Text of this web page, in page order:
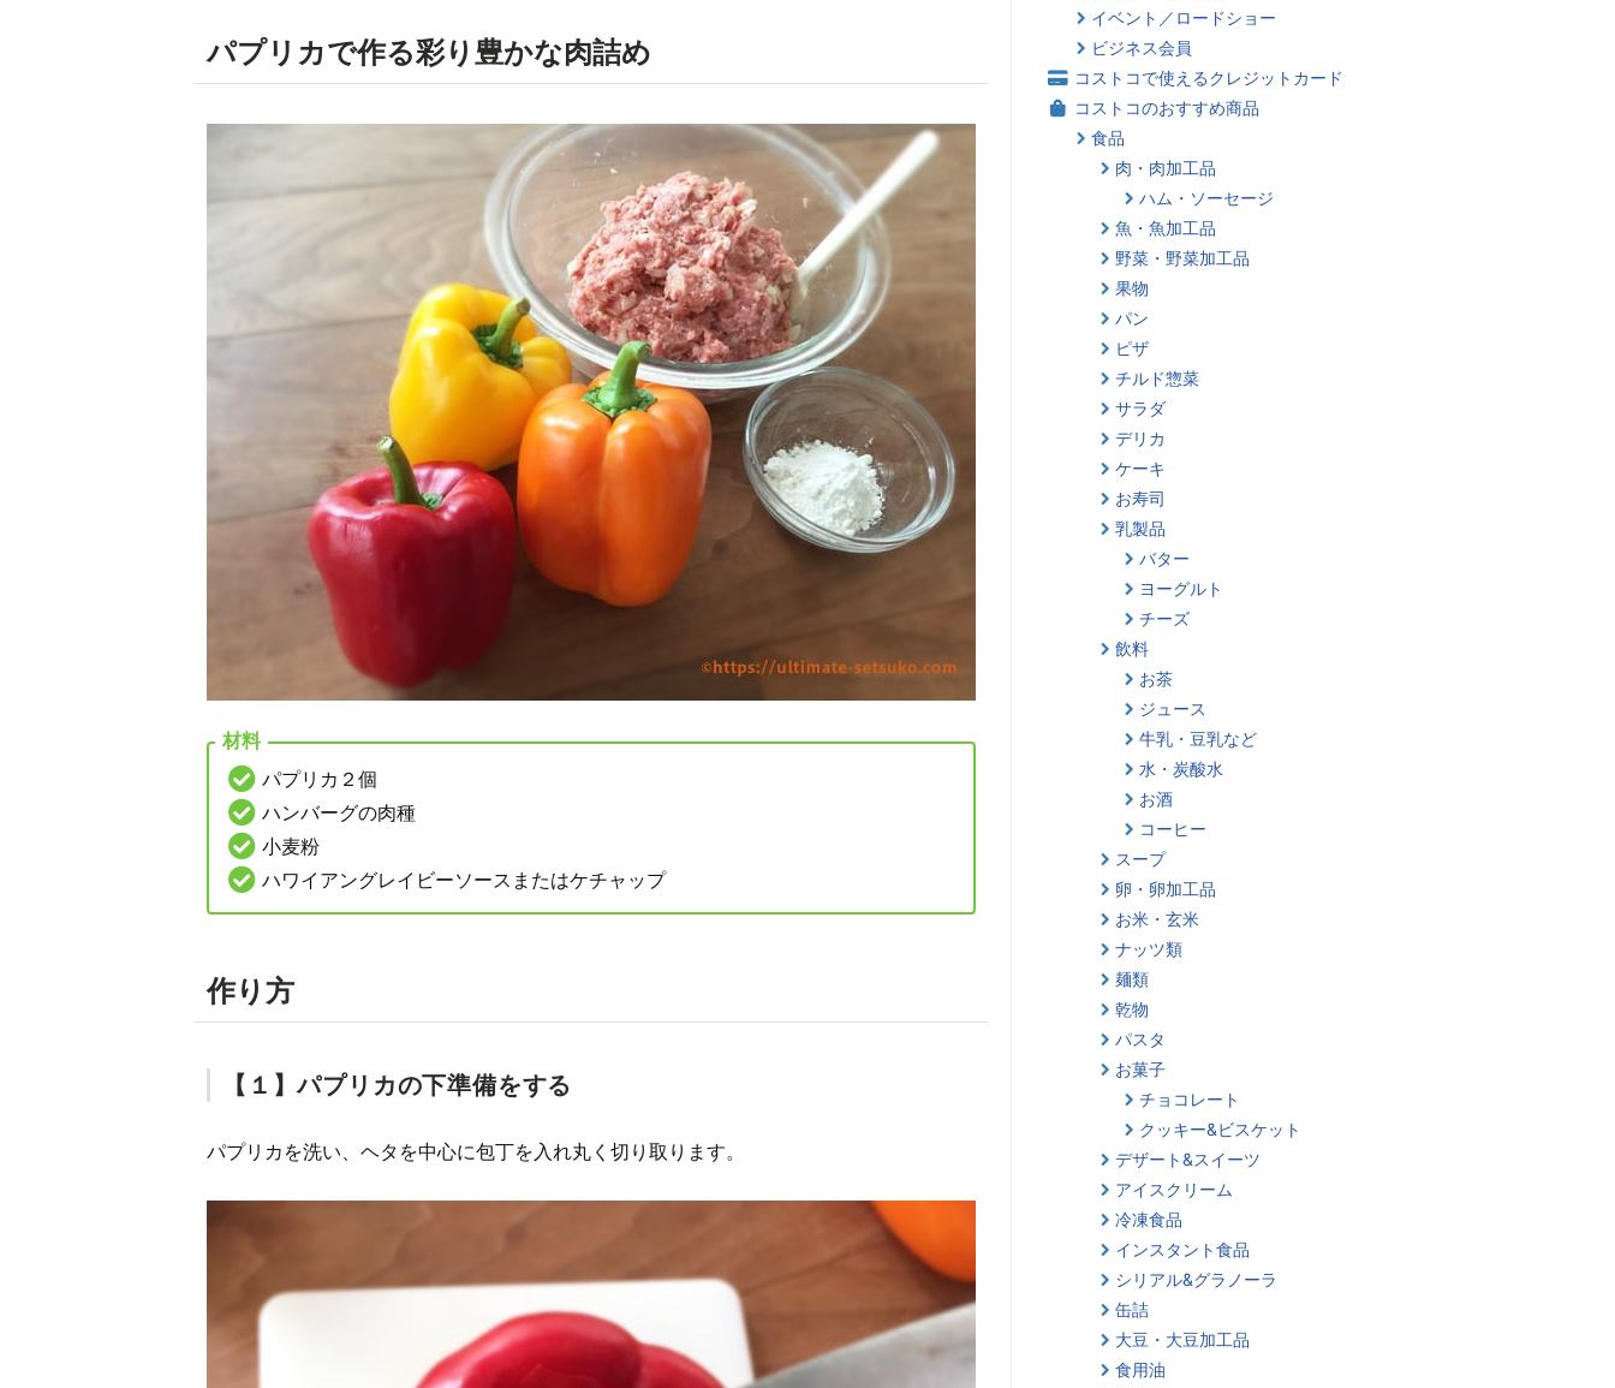
パプリカで作る彩り豊かな肉詰め
材料
パプリカ２個
ハンバーグの肉種
小麦粉
ハワイアングレイビーソースまたはケチャップ
作り方
【１】パプリカの下準備をする
パプリカを洗い、ヘタを中心に包丁を入れ丸く切り取ります。
イベント／ロードショー
ビジネス会員
コストコで使えるクレジットカード
コストコのおすすめ商品
食品
肉・肉加工品
ハム・ソーセージ
魚・魚加工品
野菜・野菜加工品
果物
パン
ピザ
チルド惣菜
サラダ
デリカ
ケーキ
お寿司
乳製品
バター
ヨーグルト
チーズ
飲料
お茶
ジュース
牛乳・豆乳など
水・炭酸水
お酒
コーヒー
スープ
卵・卵加工品
お米・玄米
ナッツ類
麺類
乾物
パスタ
お菓子
チョコレート
クッキー&ビスケット
デザート&スイーツ
アイスクリーム
冷凍食品
インスタント食品
シリアル&グラノーラ
缶詰
大豆・大豆加工品
食用油